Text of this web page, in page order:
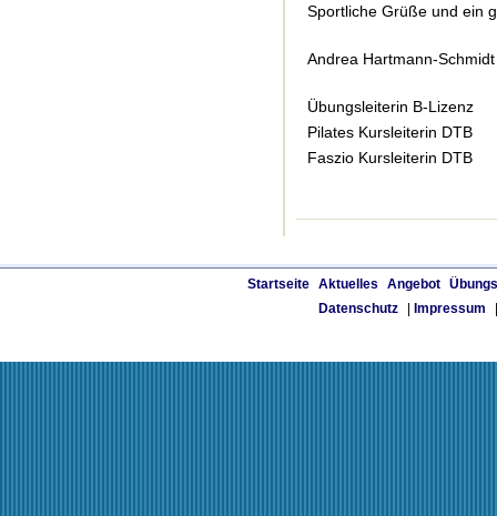
Sportliche Grüße und ein
Andrea Hartmann-Schmidt
Übungsleiterin B-Lizenz
Pilates Kursleiterin DTB
Faszio Kursleiterin DTB
Startseite Aktuelles Angebot
Datenschutz
Impressum